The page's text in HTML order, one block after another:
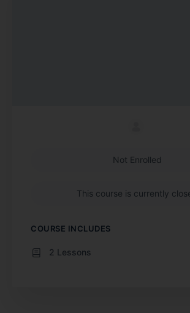
Not Enrolled
This course is currently
COURSE INCLUDES
2 Lessons